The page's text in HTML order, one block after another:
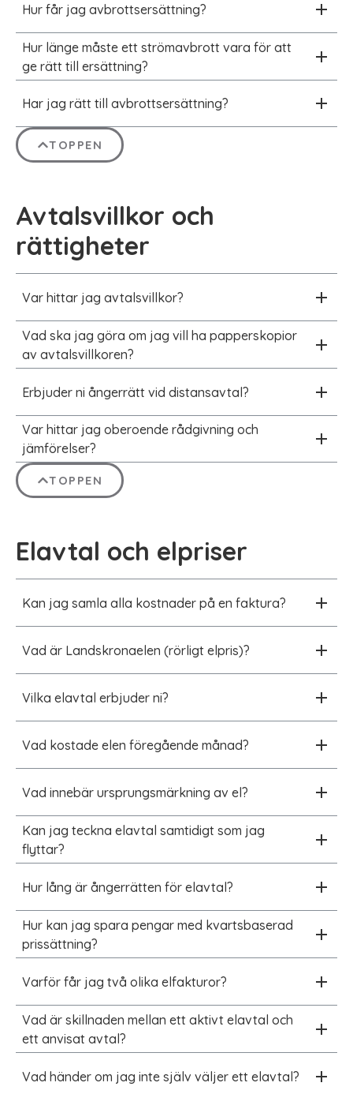
Hur får jag avbrottsersättning?
Hur länge måste ett strömavbrott vara för att
ge rätt till ersättning?
Har jag rätt till avbrottsersättning?
TOPPEN
Avtalsvillkor och
rättigheter
Var hittar jag avtalsvillkor?
Vad ska jag göra om jag vill ha papperskopior
av avtalsvillkoren?
Erbjuder ni ångerrätt vid distansavtal?
Var hittar jag oberoende rådgivning och
jämförelser?
TOPPEN
Elavtal och elpriser
Kan jag samla alla kostnader på en faktura?
Vad är Landskronaelen (rörligt elpris)?
Vilka elavtal erbjuder ni?
Vad kostade elen föregående månad?
Vad innebär ursprungsmärkning av el?
Kan jag teckna elavtal samtidigt som jag
flyttar?
Hur lång är ångerrätten för elavtal?
Hur kan jag spara pengar med kvartsbaserad
prissättning?
Varför får jag två olika elfakturor?
Vad är skillnaden mellan ett aktivt elavtal och
ett anvisat avtal?
Vad händer om jag inte själv väljer ett elavtal?